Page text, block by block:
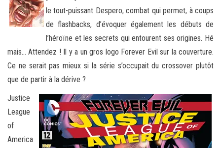
le tout-puissant Despero, combat qui permet, à coups
de flashbacks, d’évoquer également les débuts de
l’héroïne et les secrets qui entourent ses origines. Hé
mais… Attendez ! Il y a un gros logo Forever Evil sur la couverture.
Ce ne serait pas mieux si la série s’occupait du crossover plutôt
que de partir à la dérive ?
Justice
League
of
America